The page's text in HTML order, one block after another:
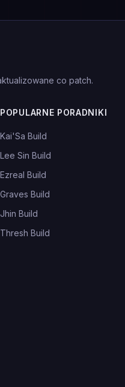
co patch.
POPULARNE PORADNIKI
Kai'Sa Build
Lee Sin Build
Ezreal Build
Graves Build
Jhin Build
Thresh Build